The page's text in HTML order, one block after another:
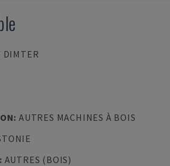
: AUTRES MACHINES À BOIS
: AUTRES (BOIS)